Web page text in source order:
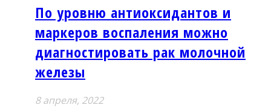
По уровню антиоксидантов и
маркеров воспаления можно
диагностировать рак молочной
железы
8 апреля, 2022